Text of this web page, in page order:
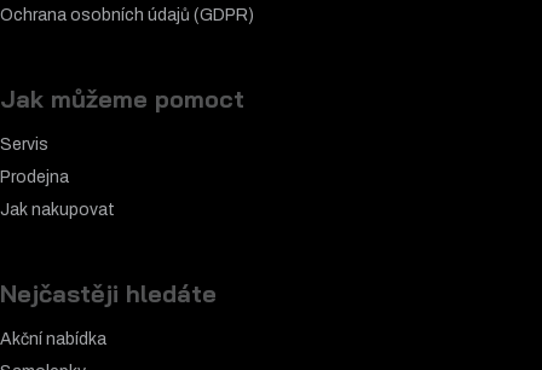
Ochrana osobních údajů (GDPR)
Jak můžeme pomoct
Servis
Prodejna
Jak nakupovat
Nejčastěji hledáte
Akční nabídka